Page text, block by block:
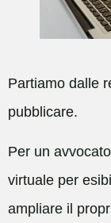
Partiamo dalle
pubblicare.
Per un
virtuale per
ampliare il